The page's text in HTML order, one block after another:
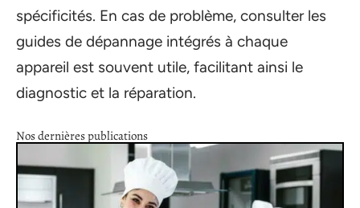
spécificités. En cas de problème, consulter les
guides de dépannage intégrés à chaque
appareil est souvent utile, facilitant ainsi le
diagnostic et la réparation.
Nos dernières publications